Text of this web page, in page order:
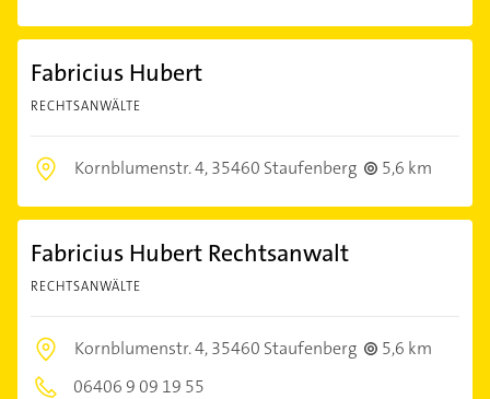
Fabricius Hubert
RECHTSANWÄLTE
Kornblumenstr. 4,35460 Staufenberg 5,6 km
Fabricius Hubert Rechtsanwalt
RECHTSANWÄLTE
Kornblumenstr. 4,35460 Staufenberg
5,6 km
06406 9 09 19 55